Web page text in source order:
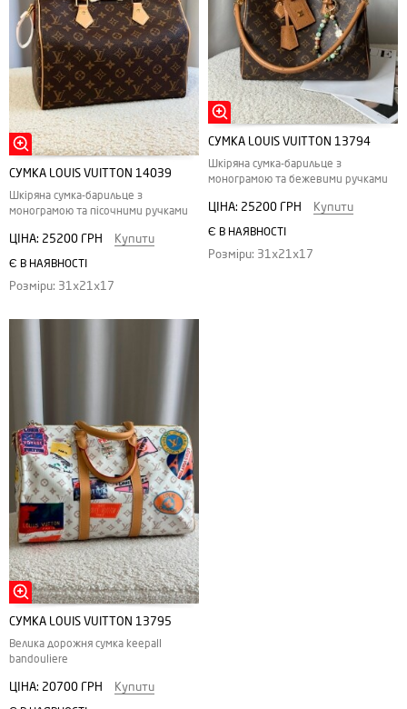
СУМКА LOUIS VUITTON 14039
Шкіряна сумка-барильце з
монограмою та пісочними ручками
ЦІНА: 25200 ГРН Купити
Є В НАЯВНОСТІ
Розміри: 31х21х17
СУМКА LOUIS VUITTON 13794
Шкіряна сумка-барильце з
монограмою та бежевими ручками
ЦІНА: 25200 ГРН Купити
Є В НАЯВНОСТІ
Розміри: 31х21х17
СУМКА LOUIS VUITTON 13795
Велика дорожня сумка keepall
bandouliere
ЦІНА: 20700 ГРН Купити